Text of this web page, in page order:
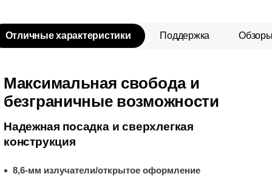
Отличные характеристики Поддержка
Максимальная свобода и
безграничные возможности
Надежная посадка и сверхлегкая
конструкция
8,6-мм излучатели/открытое оформление